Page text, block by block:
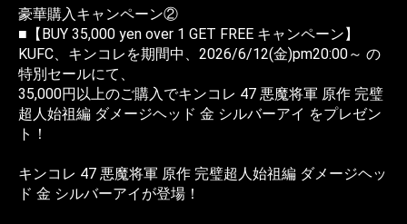
豪華購入キャンペーン②
■【BUY 35,000 yen over 1 GET FREE キャンペーン】
KUFC、キンコレを期間中、2026/6/12(金)pm20:00～ の
特別セールにて、
35,000円以上のご購入でキンコレ 47 悪魔将軍 原作 完璧
超人始祖編 ダメージヘッド 金 シルバーアイ をプレゼン
ト！
キンコレ 47 悪魔将軍 原作 完璧超人始祖編 ダメージヘッ
ド 金 シルバーアイが登場！